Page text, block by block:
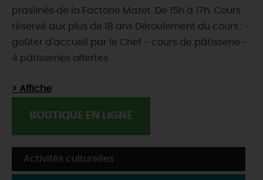
praslinés de la Factorie Mazet. De 15h à 17h. Cours
réservé aux plus de 18 ans Déroulement du cours : -
goûter d'accueil par le Chef - cours de pâtisserie -
4 pâtisseries offertes
> Affiche
BOUTIQUE EN LIGNE
Activités culturelles :